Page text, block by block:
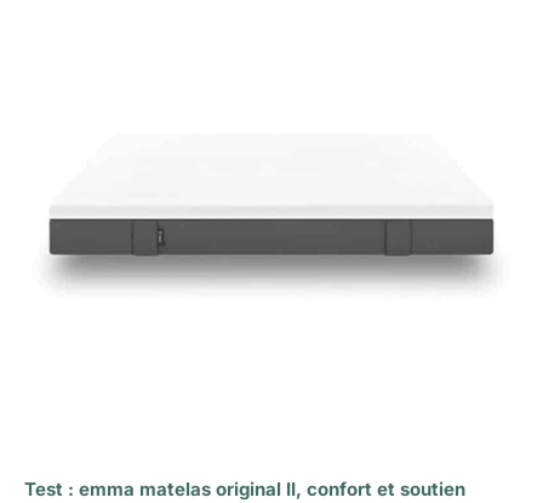
Test : emma matelas original II, confort et soutien